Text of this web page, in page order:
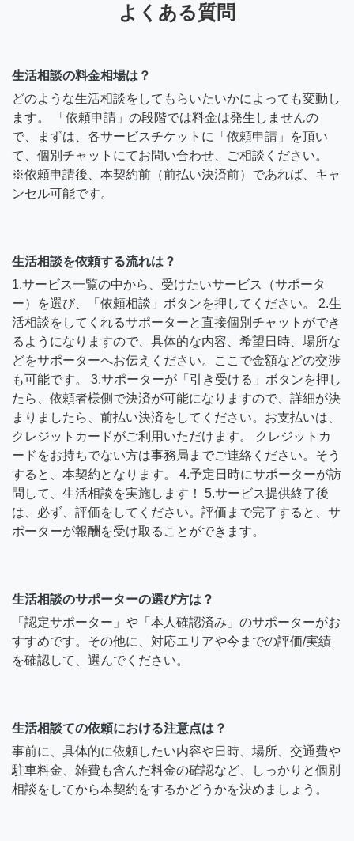
よくある質問
生活相談の料金相場は？
どのような生活相談をしてもらいたいかによっても変動し
ます。 「依頼申請」の段階では料金は発生しませんの
で、まずは、各サービスチケットに「依頼申請」を頂い
て、個別チャットにてお問い合わせ、ご相談ください。
※依頼申請後、本契約前（前払い決済前）であれば、キャ
ンセル可能です。
生活相談を依頼する流れは？
1.サービス一覧の中から、受けたいサービス（サポータ
ー）を選び、「依頼相談」ボタンを押してください。 2.生
活相談をしてくれるサポーターと直接個別チャットができ
るようになりますので、具体的な内容、希望日時、場所な
どをサポーターへお伝えください。ここで金額などの交渉
も可能です。 3.サポーターが「引き受ける」ボタンを押し
たら、依頼者様側で決済が可能になりますので、詳細が決
まりましたら、前払い決済をしてください。お支払いは、
クレジットカードがご利用いただけます。 クレジットカ
ードをお持ちでない方は事務局までご連絡ください。そう
すると、本契約となります。 4.予定日時にサポーターが訪
問して、生活相談を実施します！ 5.サービス提供終了後
は、必ず、評価をしてください。評価まで完了すると、サ
ポーターが報酬を受け取ることができます。
生活相談のサポーターの選び方は？
「認定サポーター」や「本人確認済み」のサポーターがお
すすめです。その他に、対応エリアや今までの評価/実績
を確認して、選んでください。
生活相談ての依頼における注意点は？
事前に、具体的に依頼したい内容や日時、場所、交通費や
駐車料金、雑費も含んだ料金の確認など、しっかりと個別
相談をしてから本契約をするかどうかを決めましょう。